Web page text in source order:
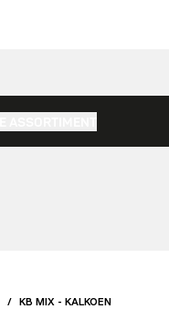
/ KB MIX - KALKOEN